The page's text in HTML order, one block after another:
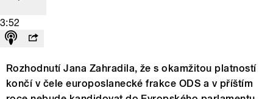
3:52
Rozhodnutí Jana Zahradila, že s okamžitou platností
končí v čele europoslanecké frakce ODS a v příštím